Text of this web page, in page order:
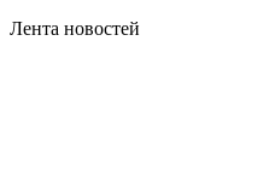
Лента новостей